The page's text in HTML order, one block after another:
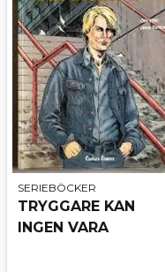
SERIEBÖCKER
TRYGGARE KAN
INGEN VARA